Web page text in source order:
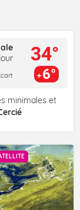
34°
6°
minimales et